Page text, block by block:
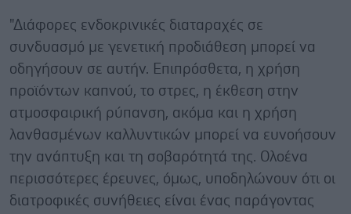
"Διάφορες ενδοκρινικές διαταραχές σε
συνδυασμό με γενετική προδιάθεση μπορεί να
οδηγήσουν σε αυτήν. Επιπρόσθετα, η χρήση
προϊόντων καπνού, το στρες, η έκθεση στην
ατμοσφαιρική ρύπανση, ακόμα και η χρήση
λανθασμένων καλλυντικών μπορεί να ευνοήσουν
την ανάπτυξη και τη σοβαρότητά της. Ολοένα
περισσότερες έρευνες, όμως, υποδηλώνουν ότι οι
διατροφικές συνήθειες είναι ένας παράγοντας